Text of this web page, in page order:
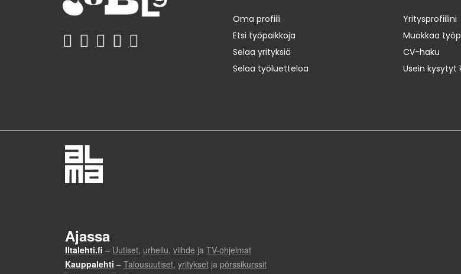
Oma profiili
Etsi työpaikkoja
Selaa yrityksiä
Selaa työluetteloa
Yritysprofiilini
Muokkaa
CV-haku
Usein kysytyt